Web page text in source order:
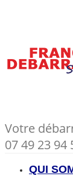
Votre
07 49 23 94
QUI